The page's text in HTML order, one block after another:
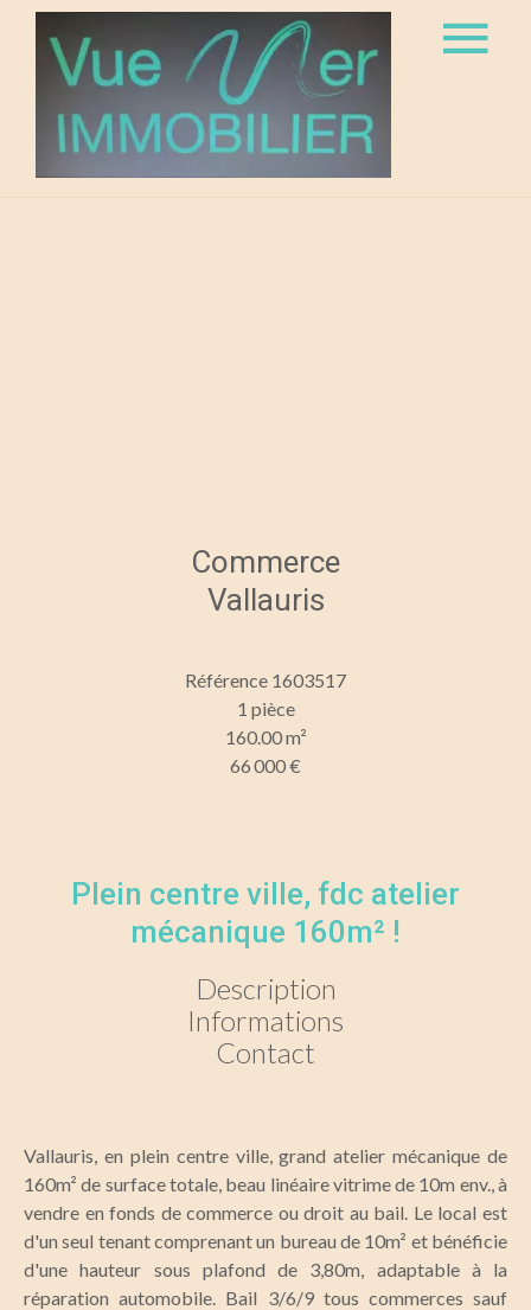
Commerce
Vallauris
Référence 1603517
1 pièce
160.00m²
66 000 €
Plein centre ville, fdc atelier
mécanique 160m² !
Description
Informations
Contact
Vallauris, en plein centre ville, grand atelier mécanique de
160m² de surface totale, beau linéaire vitrime de 10m env., à
vendre en fonds de commerce ou droit au bail. Le local est
d'un seul tenant comprenant un bureau de 10m² et bénéficie
d'une hauteur sous plafond de 3,80m, adaptable à la
réparation automobile. Bail 3/6/9 tous commerces sauf